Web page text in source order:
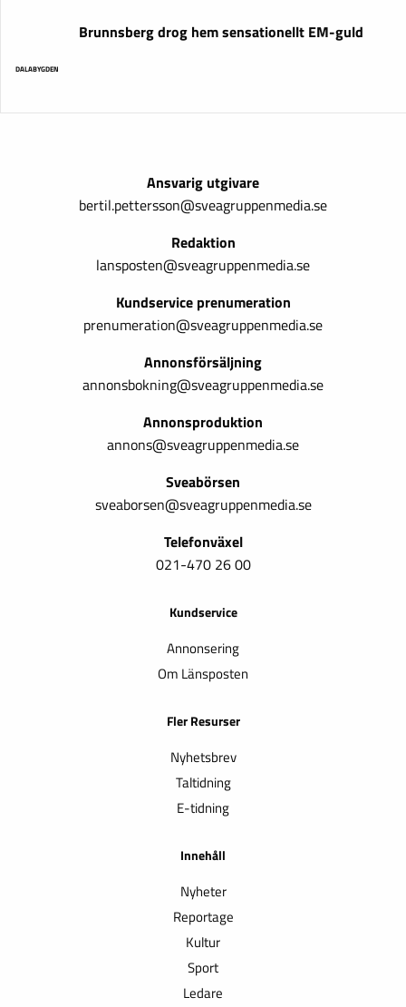
DALABYGDEN
Brunnsberg drog hem sensationellt EM-guld
Ansvarig utgivare
bertil.pettersson@sveagruppenmedia.se
Redaktion
lansposten@sveagruppenmedia.se
Kundservice prenumeration
prenumeration@sveagruppenmedia.se
Annonsförsäljning
annonsbokning@sveagruppenmedia.se
Annonsproduktion
annons@sveagruppenmedia.se
Sveabörsen
sveaborsen@sveagruppenmedia.se
Telefonväxel
021-470 26 00
Kundservice
Annonsering
Om Länsposten
Fler Resurser
Nyhetsbrev
Taltidning
E-tidning
Innehåll
Nyheter
Reportage
Kultur
Sport
Ledare